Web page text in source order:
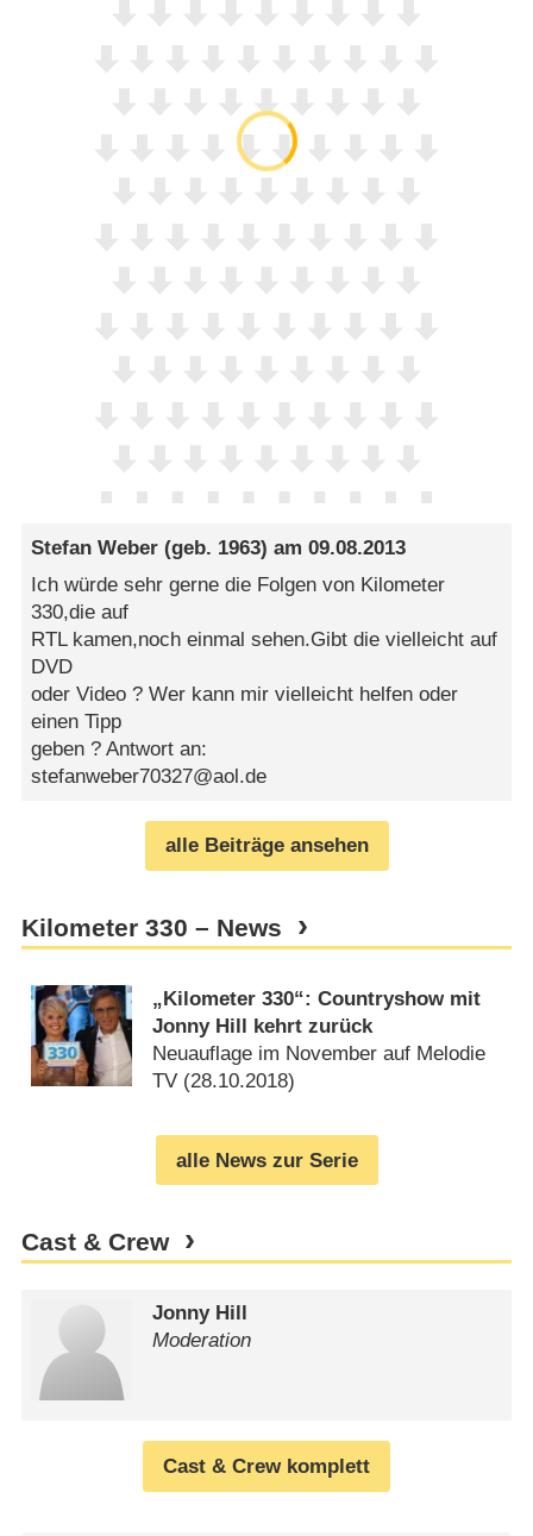
Stefan Weber (geb. 1963) am09.08.2013
Ich würde sehr gerne die Folgen von Kilometer
330,die auf
RTL kamen,noch einmal sehen.Gibt die vielleicht auf
DVD
oder Video ? Wer kann mir vielleicht helfen oder
einen Tipp
geben ? Antwort an:
stefanweber70327@aol.de
alle Beiträge ansehen
Kilometer 330 – News
„Kilometer 330“: Countryshow mit
Jonny Hill kehrt zurück
Neuauflage im November auf Melodie
TV (28.10.2018)
alle News zur Serie
Cast & Crew
Jonny Hill
Moderation
Cast & Crew komplett